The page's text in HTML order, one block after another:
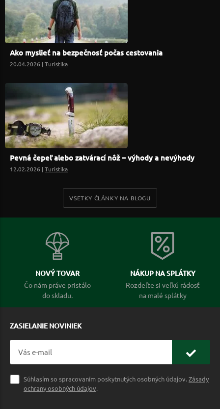
Ako myslieť na bezpečnosť počas cestovania
20.04.2026 |Turistika
Pevná čepeľ alebo zatvárací nôž – výhody a nevýhody
12.02.2026 |Turistika
VSETKY ČLÁNKY NA BLOGU
NOVÝ TOVAR
Čo nám práve pristálo
do skladu.
NÁKUP NA SPLÁTKY
Rozdeľte si veľkú rádosť
na malé splátky
ZASIELANIE NOVINIEK
Súhlasím so spracovaním poskytnutých osobných údajov.Zásady
ochrany osobných údajov.